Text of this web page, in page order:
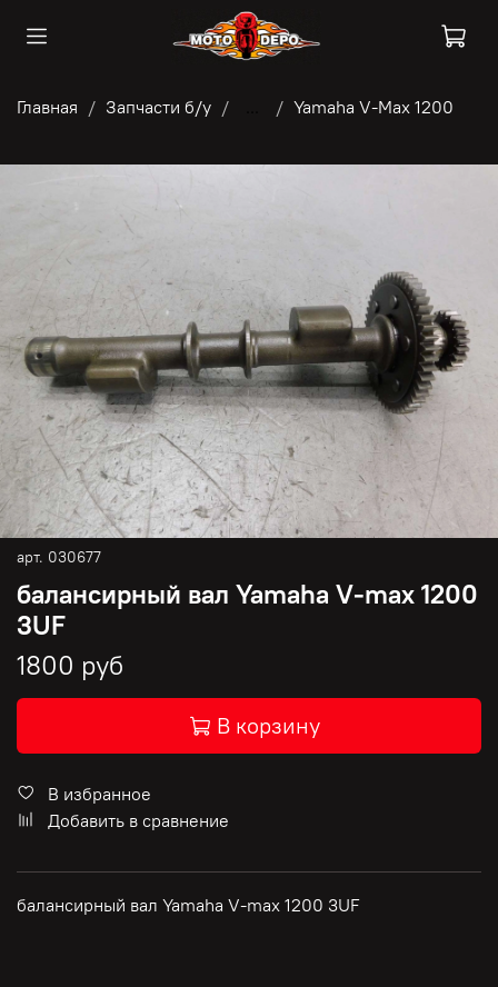
Главная Запчасти б/у Yamaha V-Max 1200
арт. 030677
балансирный вал Yamaha V-max 1200
3UF
1800 руб
В корзину
В избранное
Добавить в сравнение
балансирный вал Yamaha V-max 1200 3UF